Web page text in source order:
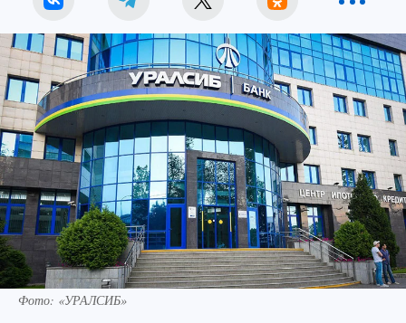
Фото: «УРАЛСИБ»